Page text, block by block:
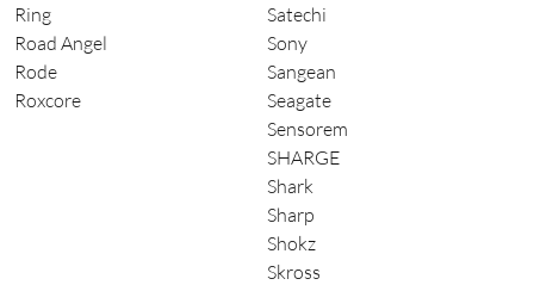
Ring
Road Angel
Rode
Roxcore
Satechi
Sony
Sangean
Seagate
Sensorem
SHARGE
Shark
Sharp
Shokz
Skross